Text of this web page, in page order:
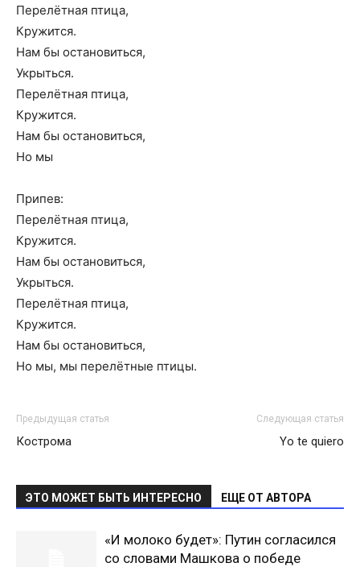
Перелётная птица,
Кружится.
Нам бы остановиться,
Укрыться.
Перелётная птица,
Кружится.
Нам бы остановиться,
Но мы
Припев:
Перелётная птица,
Кружится.
Нам бы остановиться,
Укрыться.
Перелётная птица,
Кружится.
Нам бы остановиться,
Но мы, мы перелётные птицы.
Предыдущая статья
Кострома
Следующая статья
Yo te quiero
ЭТО МОЖЕТ БЫТЬ ИНТЕРЕСНО ЕЩЕ ОТ АВТОРА
«И молоко будет»: Путин согласился
со словами Машкова о победе